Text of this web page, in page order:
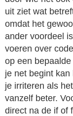
uit ziet wat
omdat het
ander voordeel
voeren over
op een
je net begint
je irriteren als
vanzelf beter.
direct na de if of